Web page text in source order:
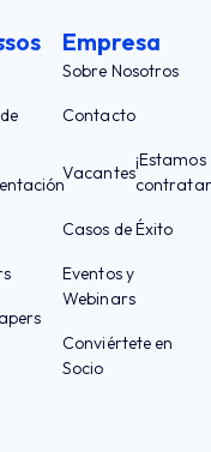
Empresa
Sobre Nosotros
Contacto
Vacantes
¡Estamos
Casos de Éxito
Eventos y
Webinars
Conviértete en
Socio